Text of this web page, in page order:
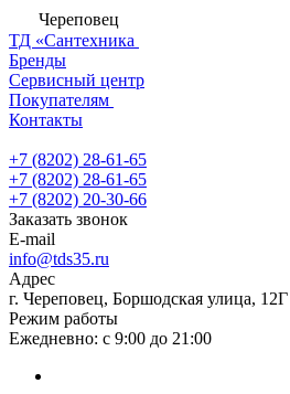
Череповец
ТД «Сантехника
Бренды
Сервисный центр
Покупателям
Контакты
+7 (8202) 28‑61-65
+7 (8202) 28‑61-65
+7 (8202) 20‑30-66
Заказать звонок
E-mail
info@tds35.ru
Адрес
г. Череповец, Боршодская улица, 12Г
Режим работы
Ежедневно: с 9:00 до 21:00